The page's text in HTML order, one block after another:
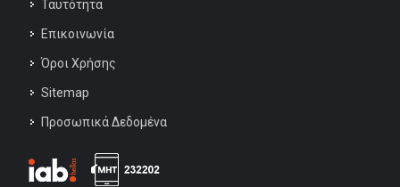
Ταυτότητα
Επικοινωνία
Όροι Χρήσης
Sitemap
Προσωπικά Δεδομένα